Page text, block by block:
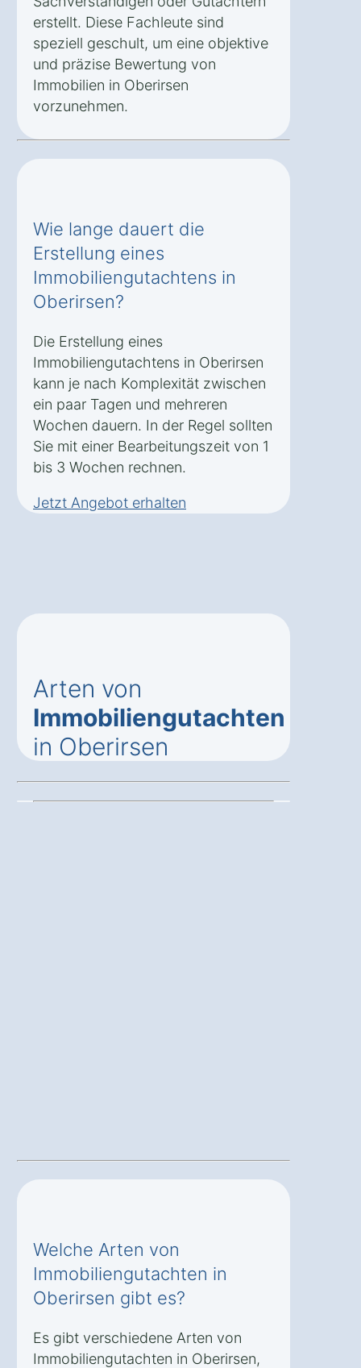
erstellt. Diese Fachleute sind
speziell geschult, um eine objektive
und präzise Bewertung von
Immobilien in Oberirsen
vorzunehmen.
Wie lange dauert die
Erstellung eines
Immobiliengutachtens in
Oberirsen?
Die Erstellung eines
Immobiliengutachtens in Oberirsen
kann je nach Komplexität zwischen
ein paar Tagen und mehreren
Wochen dauern. In der Regel sollten
Sie mit einer Bearbeitungszeit von 1
bis 3 Wochen rechnen.
Jetzt Angebot erhalten
Arten von
Immobiliengutachten
in Oberirsen
Welche Arten von
Immobiliengutachten in
Oberirsen gibt es?
Es gibt verschiedene Arten von
Immobiliengutachten in Oberirsen,